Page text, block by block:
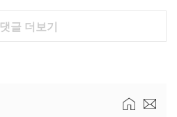
댓글 더보기